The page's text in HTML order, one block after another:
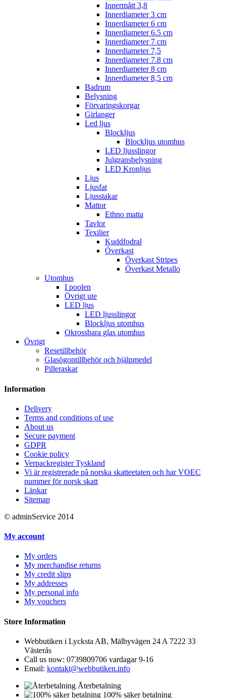
Innermått 3,8
Innerdiameter 3 cm
Innerdiameter 6 cm
Innerdiameter 6.5 cm
Innerdiameter 7 cm
Innerdiameter 7,5
Innerdiameter 7.8 cm
Innerdiameter 8 cm
Innerdiameter 8,5 cm
Badrum
Belysning
Förvaringskorgar
Girlanger
Led ljus
Blockljus
Blockljus utomhus
LED ljusslingor
Julgransbelysning
LED Kronljus
Ljus
Ljusfat
Ljusstakar
Mattor
Ethno matta
Tavlor
Texilier
Kuddfodral
Överkast
Överkast Stripes
Överkast Metallo
Utomhus
I poolen
Övrigt ute
LED ljus
LED ljusslingor
Blockljus utomhus
Okrossbara glas utomhus
Övrigt
Resetillbehör
Glasögontillbehör och hjälpmedel
Pilleraskar
Information
Delivery
Terms and conditions of use
About us
Secure payment
GDPR
Cookie policy
Verpackregister Tyskland
Vi är registrerade på norska skatteetaten och har VOEC
nummer för norsk skatt
Länkar
Sitemap
© adminService 2014
My account
My orders
My merchandise returns
My credit slips
My addresses
My personal info
My vouchers
Store Information
Webbutiken i Lycksta AB, Mälbyvägen 24 A 7222 33
Västerås
Call us now: 0739809706 vardagar 9-16
Email: kontakt@webbutiken.info
Återbetalning
100% säker betalning